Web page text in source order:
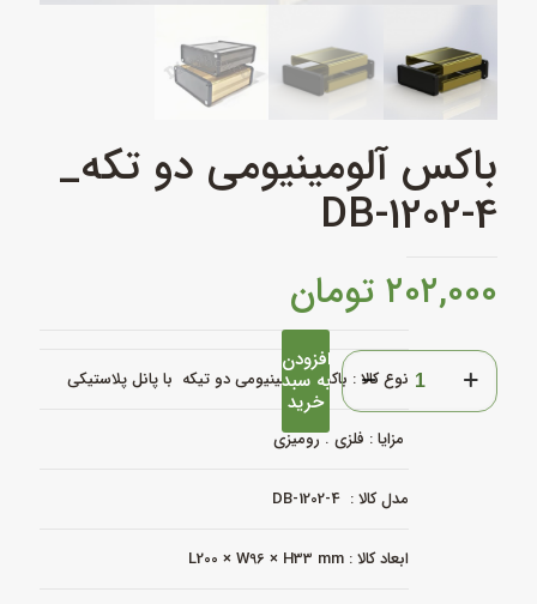
باکس آلومینیومی دو تکه_
DB-1202-4
۲۰۲,۰۰۰ تومان
نوع کالا : باکس آلومینیومی دو تیکه با پانل پلاستیکی
مزایا : فلزی . رومیزی
مدل کالا : DB-1202-4
ابعاد کالا : L200 × W96 × H33 mm
باکس
آلومینیومی
دو
افزودن
به سبد
خرید